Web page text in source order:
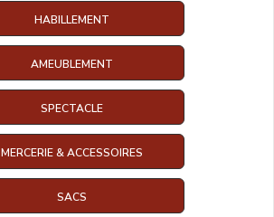
HABILLEMENT
AMEUBLEMENT
SPECTACLE
MERCERIE & ACCESSOIRES
SACS